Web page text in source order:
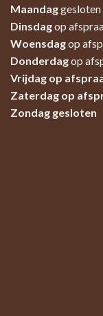
Maandaggesloten
Dinsdagop
Woensdagop
Donderdagop
Vrijdag op
Zaterdag op
Zondag gesloten